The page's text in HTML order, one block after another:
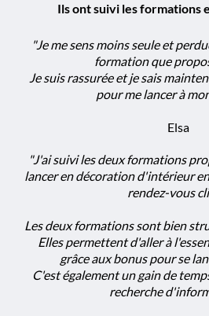
Ils ont suivi les formations
"Je me sens moins seule et
formation que
Je suis rassurée et je sais
pour me lancer à
Elsa
"J'ai suivi les deux formations
lancer en décoration d'intérieur
rendez-vous
Les deux formations sont bien
Elles permettent d'aller à
grâce aux bonus pour se
C'est également un gain de
recherche